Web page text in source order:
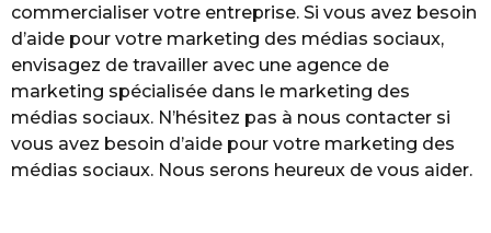
commercialiser votre entreprise. Si vous avez besoin
d’aide pour votre marketing des médias sociaux,
envisagez de travailler avec une agence de
marketing spécialisée dans le marketing des
médias sociaux. N’hésitez pas à nous contacter si
vous avez besoin d’aide pour votre marketing des
médias sociaux. Nous serons heureux de vous aider.